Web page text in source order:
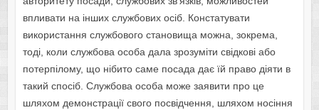
впливати на інших службових осіб. Констатувати
використання службового становища можна, зокрема,
тоді, коли службова особа дала зрозуміти свідкові або
потерпілому, що нібито саме посада дає їй право діяти в
такий спосіб. Службова особа може заявити про це
шляхом демонстрації свого посвідчення, шляхом носіння